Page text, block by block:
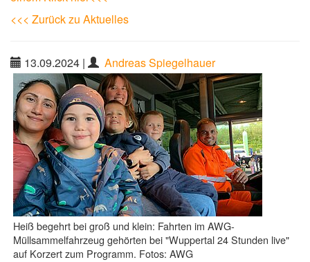
<<< Zurück zu Aktuelles
13.09.2024 | Andreas Spiegelhauer
Heiß begehrt bei groß und klein: Fahrten im AWG-
Müllsammelfahrzeug gehörten bei "Wuppertal 24 Stunden live"
auf Korzert zum Programm. Fotos: AWG